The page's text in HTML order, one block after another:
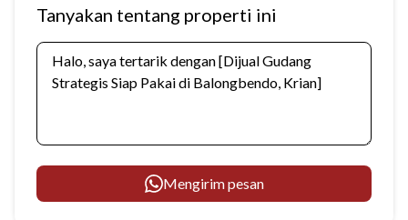
Tanyakan tentang properti ini
Mengirim pesan